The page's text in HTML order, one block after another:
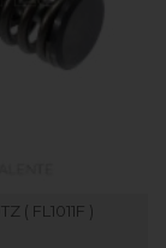
( FL1011F )